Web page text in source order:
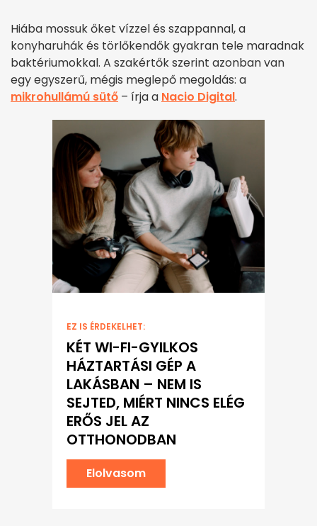
Hiába mossuk őket vízzel és szappannal, a
konyharuhák és törlőkendők gyakran tele maradnak
baktériumokkal. A szakértők szerint azonban van
egy egyszerű, mégis meglepő megoldás: a
mikrohullámú sütő – írja a Nacio Digital.
EZ IS ÉRDEKELHET:
KÉT WI-FI-GYILKOS
HÁZTARTÁSI GÉP A
LAKÁSBAN – NEM IS
SEJTED, MIÉRT NINCS ELÉG
ERŐS JEL AZ
OTTHONODBAN
Elolvasom